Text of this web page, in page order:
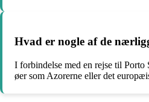
Hvad er nogle af de
I forbindelse med en rejse til
øer som Azorerne eller det